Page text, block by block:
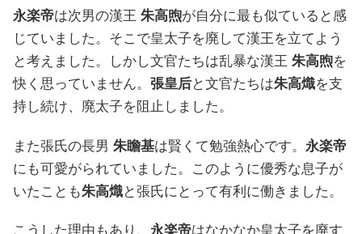
永楽帝は次男の漢王 朱高煦が自分に最も似ていると感
じていました。そこで皇太子を廃して漢王を立てよう
と考えました。しかし文官たちは乱暴な漢王 朱高煦を
快く思っていません。 張皇后と文官たちは朱高熾を支
持し続け、廃太子を阻止しました。
また張氏の長男 朱瞻基は賢くて勉強熱心です。 永楽帝
にも可愛がられていました。このように優秀な息子が
いたことも朱高熾と張氏にとって有利に働きました。
こうした理由もあり、 永楽帝はなかなか皇太子を廃す